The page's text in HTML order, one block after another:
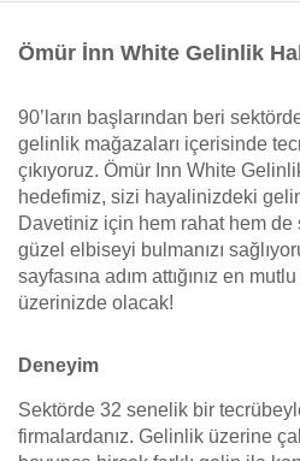
Ömür İnn White Gelinlik
90’ların başlarından beri
gelinlik mağazaları içerisinde
çıkıyoruz. Ömür Inn White
hedefimiz, sizi hayalinizdeki
Davetiniz için hem rahat hem de
güzel elbiseyi bulmanızı
sayfasına adım attığınız en
üzerinizde olacak!
Deneyim
Sektörde 32 senelik bir
firmalardanız. Gelinlik üzerine